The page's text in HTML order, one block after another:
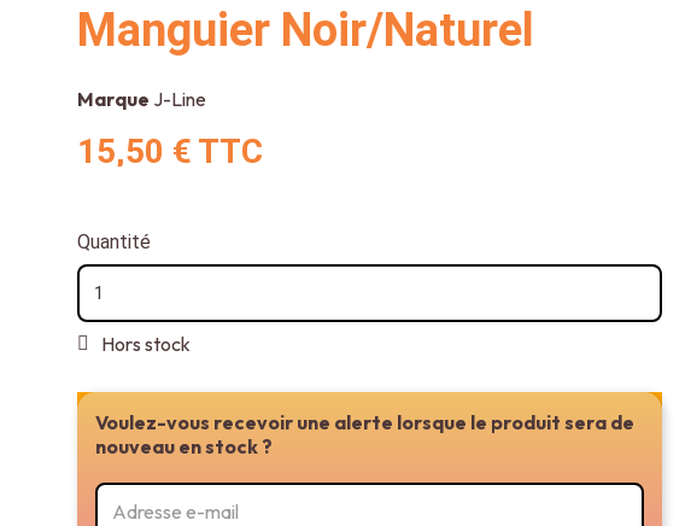
Manguier Noir/Naturel
Marque J-Line
15,50 € TTC
Quantité
Hors stock
Ajouter au panier ou réserver en magasin
Voulez-vous recevoir une alerte lorsque le produit sera de
nouveau en stock ?